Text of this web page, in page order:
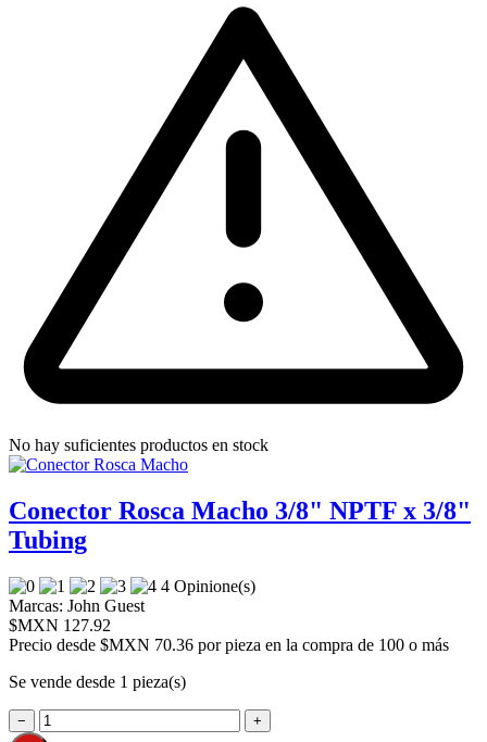
No hay suficientes productos en stock
Conector Rosca Macho 3/8" NPTF x 3/8"
Tubing
4 Opinione(s)
Marcas: John Guest
$MXN 127.92
Precio desde $MXN 70.36 por pieza en la compra de 100 o más
Se vende desde 1 pieza(s)
− +